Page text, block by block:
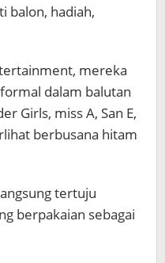
balon, hadiah,
mereka
dalam balutan
Girls, miss A, San E,
berbusana hitam
tertuju
berpakaian sebagai